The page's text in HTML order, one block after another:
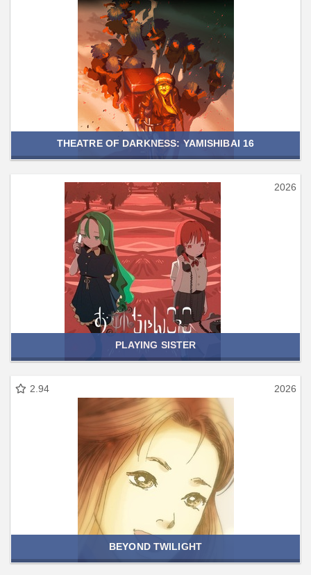
THEATRE OF DARKNESS: YAMISHIBAI 16
2026
PLAYING SISTER
2.94 2026
BEYOND TWILIGHT